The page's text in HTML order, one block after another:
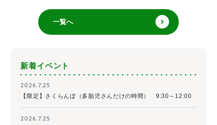
一覧へ
新着イベント
2026.7.25
【限定】さくらんぼ（多胎児さんだけの時間） 9:30～12:00
2026.7.25